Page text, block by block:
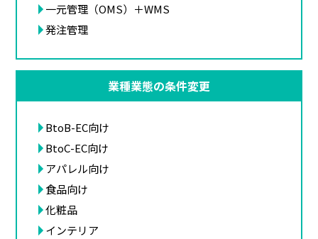
一元管理（OMS）＋WMS
発注管理
業種業態の条件変更
BtoB-EC向け
BtoC-EC向け
アパレル向け
食品向け
化粧品
インテリア